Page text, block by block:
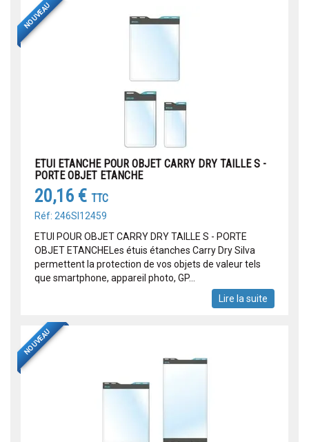
NOUVEAU
ETUI ETANCHE POUR OBJET CARRY DRY TAILLE S -
PORTE OBJET ETANCHE
20,16 € TTC
Réf: 246SI12459
ETUI POUR OBJET CARRY DRY TAILLE S - PORTE
OBJET ETANCHELes étuis étanches Carry Dry Silva
permettent la protection de vos objets de valeur tels
que smartphone, appareil photo, GP...
Lire la suite
NOUVEAU